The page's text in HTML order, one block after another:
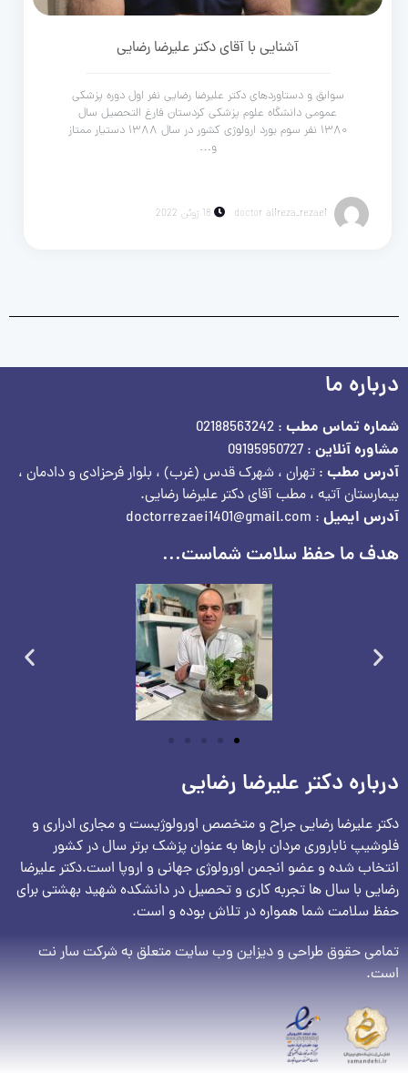
آشنایی با آقای دکتر علیرضا رضایی
سوابق و دستاوردهای دکتر علیرضا رضایی نفر اول دوره پزشکی
عمومی دانشگاه علوم پزشکی کردستان فارغ التحصیل سال
۱۳۸۰ نفر سوم بورد ارولوژی کشور در سال ۱۳۸۸ دستیار ممتاز
و…
doctor alireza_rezaei 18 ژوئن 2022
درباره ما
شماره تماس مطب : 02188563242
مشاوره آنلاین : 09195950727
آدرس مطب : تهران ، شهرک قدس (غرب) ، بلوار فرحزادی و دادمان ،
بیمارستان آتیه ، مطب آقای دکتر علیرضا رضایی.
آدرس ایمیل : doctorrezaei1401@gmail.com
هدف ما حفظ سلامت شماست...
درباره دکتر علیرضا رضایی
دکتر علیرضا رضایی جراح و متخصص اورولوژیست و مجاری ادراری و
فلوشیپ ناباروری مردان بارها به عنوان پزشک برتر سال در کشور
انتخاب شده و عضو انجمن اورولوژی جهانی و اروپا است.دکتر علیرضا
رضایی با سال ها تجربه کاری و تحصیل در دانشکده شهید بهشتی برای
حفظ سلامت شما همواره در تلاش بوده و است.
تمامی حقوق طراحی و دیزاین وب سایت متعلق به شرکت سار نت
است.